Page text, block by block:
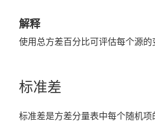
解释
使用总方差百分比可评估每个源的
标准差
标准差是方差分量表中每个随机